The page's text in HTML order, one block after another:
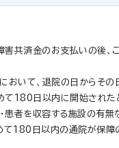
共済金のお支払いの
いて、退院の日からそ
180日以内に開始されたと
患者を収容する施設の有無
180日以内の通院が保障